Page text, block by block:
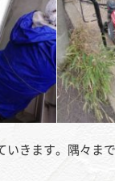
いきます。隅々ま